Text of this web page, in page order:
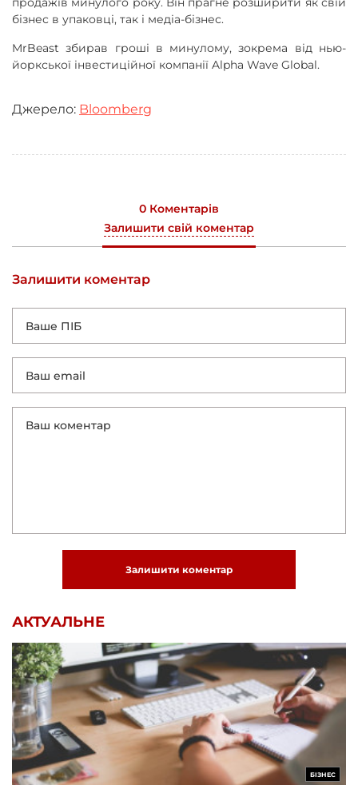
бізнес в упаковці, так і медіа-бізнес.
MrBeast збирав гроші в минулому, зокрема від нью-
йоркської інвестиційної компанії Alpha Wave Global.
Джерело: Bloomberg
0 Коментарів
Залишити свій коментар
Залишити коментар
Залишити коментар
АКТУАЛЬНЕ
БІЗНЕС